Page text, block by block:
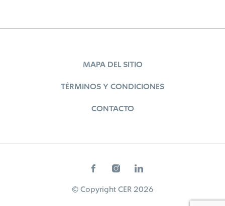
MAPA DEL SITIO
TÉRMINOS Y CONDICIONES
CONTACTO
© Copyright CER 2026